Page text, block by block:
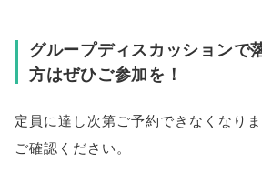
グループディスカッションで
方はぜひご参加を！
定員に達し次第ご予約できなくなり
ご確認ください。